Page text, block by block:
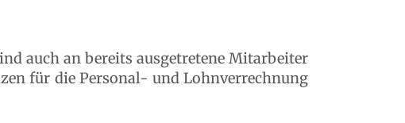
auch an bereits ausgetretene Mitarbeiter
für die Personal- und Lohnverrechnung